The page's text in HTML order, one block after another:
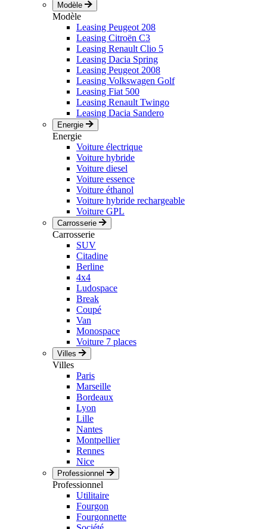
Modèle
Modèle
Leasing Peugeot 208
Leasing Citroën C3
Leasing Renault Clio 5
Leasing Dacia Spring
Leasing Peugeot 2008
Leasing Volkswagen Golf
Leasing Fiat 500
Leasing Renault Twingo
Leasing Dacia Sandero
Energie
Energie
Voiture électrique
Voiture hybride
Voiture diesel
Voiture essence
Voiture éthanol
Voiture hybride rechargeable
Voiture GPL
Carrosserie
Carrosserie
SUV
Citadine
Berline
4x4
Ludospace
Break
Coupé
Van
Monospace
Voiture 7 places
Villes
Villes
Paris
Marseille
Bordeaux
Lyon
Lille
Nantes
Montpellier
Rennes
Nice
Professionnel
Professionnel
Utilitaire
Fourgon
Fourgonnette